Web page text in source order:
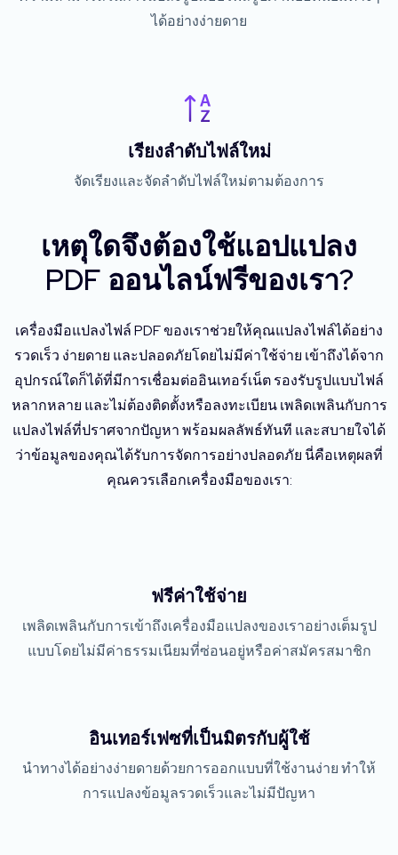
ได้อย่างง่ายดาย
เรียงลำดับไฟล์ใหม่
จัดเรียงและจัดลำดับไฟล์ใหม่ตามต้องการ
เหตุใดจึงต้องใช้แอปแปลง
PDF ออนไลน์ฟรีของเรา?
เครื่องมือแปลงไฟล์ PDF ของเราช่วยให้คุณแปลงไฟล์ได้อย่าง
รวดเร็ว ง่ายดาย และปลอดภัยโดยไม่มีค่าใช้จ่าย เข้าถึงได้จาก
อุปกรณ์ใดก็ได้ที่มีการเชื่อมต่ออินเทอร์เน็ต รองรับรูปแบบไฟล์
หลากหลาย และไม่ต้องติดตั้งหรือลงทะเบียน เพลิดเพลินกับการ
แปลงไฟล์ที่ปราศจากปัญหา พร้อมผลลัพธ์ทันที และสบายใจได้
ว่าข้อมูลของคุณได้รับการจัดการอย่างปลอดภัย นี่คือเหตุผลที่
คุณควรเลือกเครื่องมือของเรา:
ฟรีค่าใช้จ่าย
เพลิดเพลินกับการเข้าถึงเครื่องมือแปลงของเราอย่างเต็มรูป
แบบโดยไม่มีค่าธรรมเนียมที่ซ่อนอยู่หรือค่าสมัครสมาชิก
อินเทอร์เฟซที่เป็นมิตรกับผู้ใช้
นำทางได้อย่างง่ายดายด้วยการออกแบบที่ใช้งานง่าย ทำให้
การแปลงข้อมูลรวดเร็วและไม่มีปัญหา